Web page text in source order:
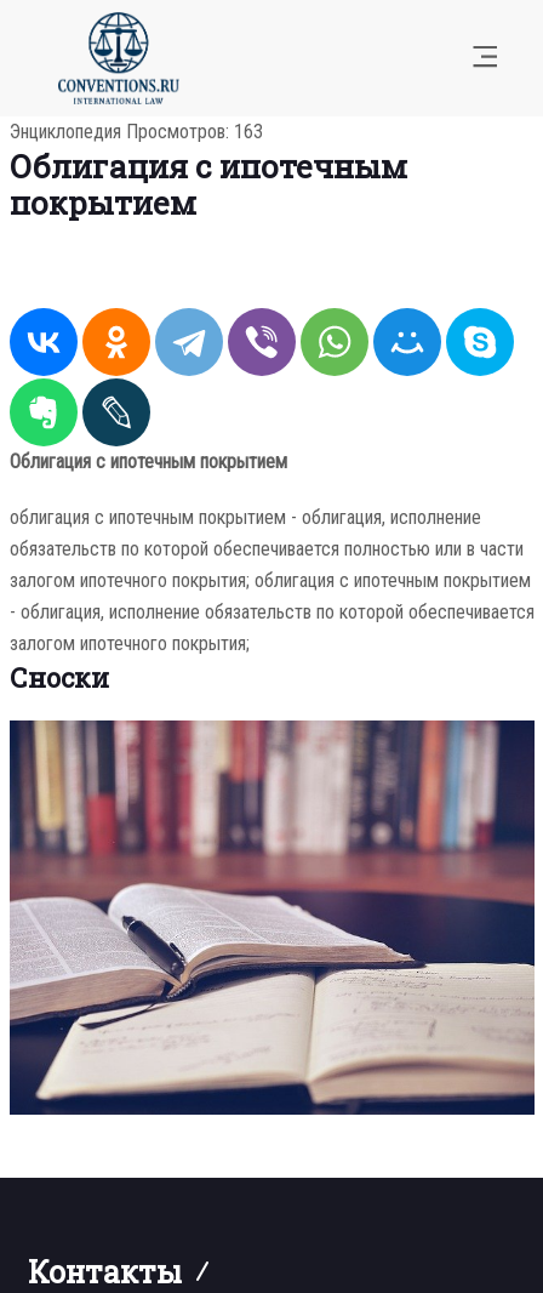
Энциклопедия Просмотров: 163
Облигация с ипотечным
покрытием
Облигация с ипотечным покрытием
облигация с ипотечным покрытием - облигация, исполнение
обязательств по которой обеспечивается полностью или в части
залогом ипотечного покрытия; облигация с ипотечным покрытием
- облигация, исполнение обязательств по которой обеспечивается
залогом ипотечного покрытия;
Сноски
Контакты